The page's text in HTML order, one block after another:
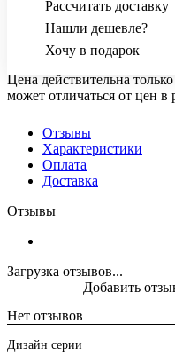
Рассчитать доставку
Нашли дешевле?
Хочу в подарок
Цена действительна
может отличаться от цен
Отзывы
Характеристики
Оплата
Доставка
Отзывы
Загрузка отзывов...
Нет отзывов
Добавить
Дизайн серии